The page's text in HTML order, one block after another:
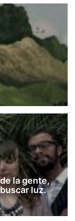
la gente,
luz.